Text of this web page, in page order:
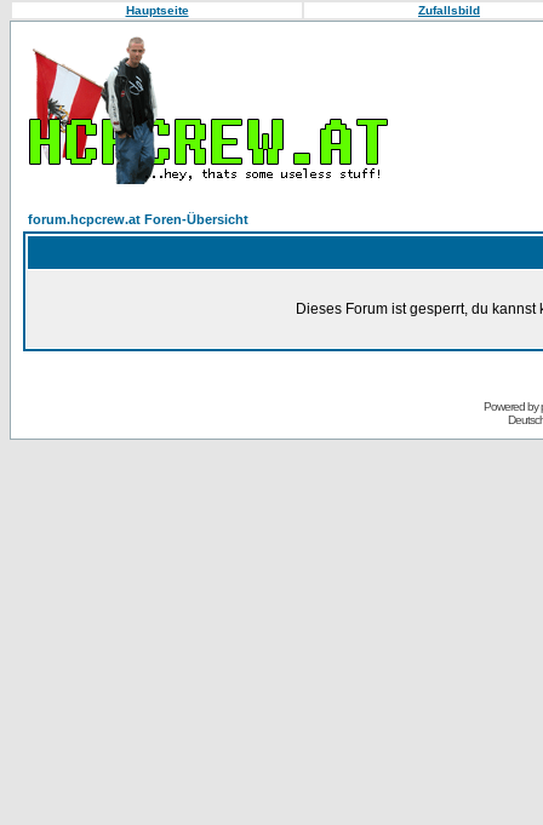
Hauptseite Zufallsbild
forum.hcpcrew.at Foren-Übersicht
Dieses Forum ist gesperrt, du
Powered by